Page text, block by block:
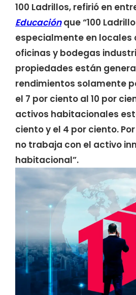
100 Ladrillos, refirió en
Educaciónque “100
especialmente en locales
oficinas y bodegas
propiedades están
rendimientos solamente
el 7 por ciento al 10 por
activos habitacionales
ciento y el 4 por ciento.
no trabaja con el activo
habitacional”.